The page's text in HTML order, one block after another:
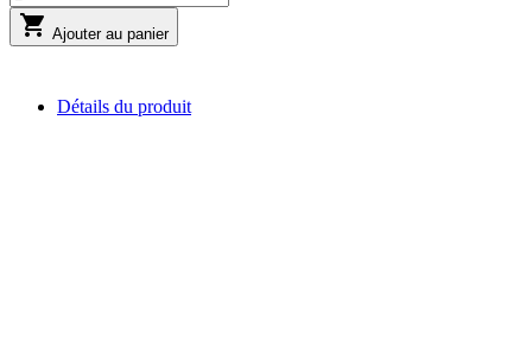
 Ajouter au panier
Détails du produit